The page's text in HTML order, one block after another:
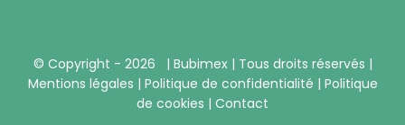
© Copyright - 2026 | Bubimex | Tous droits réservés |
Mentions légales | Politique de confidentialité | Politique
de cookies | Contact